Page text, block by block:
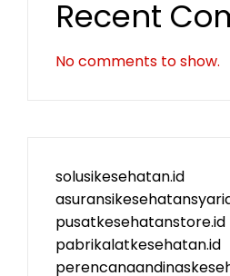
Recent
No comments to show.
solusikesehatan.id
pusatkesehatanstore.id
pabrikalatkesehatan.id